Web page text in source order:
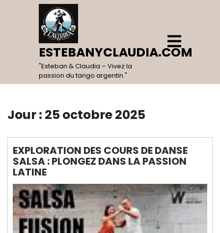
ESTEBANYCLAUDIA.COM
"Esteban & Claudia – Vivez la
passion du tango argentin."
Open
Menu
Jour : 25 octobre 2025
EXPLORATION DES COURS DE DANSE
SALSA : PLONGEZ DANS LA PASSION
LATINE